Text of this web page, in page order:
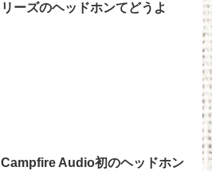
リーズのヘッドホンてどうよ
Campfire Audio初のヘッドホン